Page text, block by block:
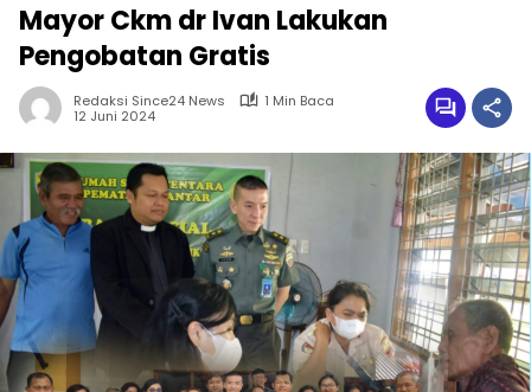
Mayor Ckm dr Ivan Lakukan
Pengobatan Gratis
Redaksi Since24 News
1 Min Baca
12 Juni 2024